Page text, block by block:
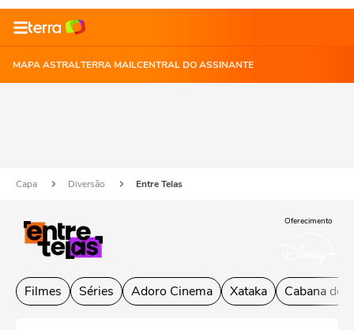
MAPA ASTRALTERRA MAILCENTRAL DO ASSINANTE
Capa Diversão Entre Telas
Oferecimento
Filmes Séries Adoro Cinema Xataka Cabana do